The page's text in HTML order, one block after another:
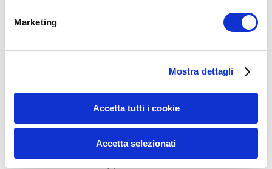
Marketing
Mostra dettagli
Accetta tutti i cookie
Accetta selezionati
15WORKOUT
Allenamento aerobico(16)
Allenamento Donne(75)